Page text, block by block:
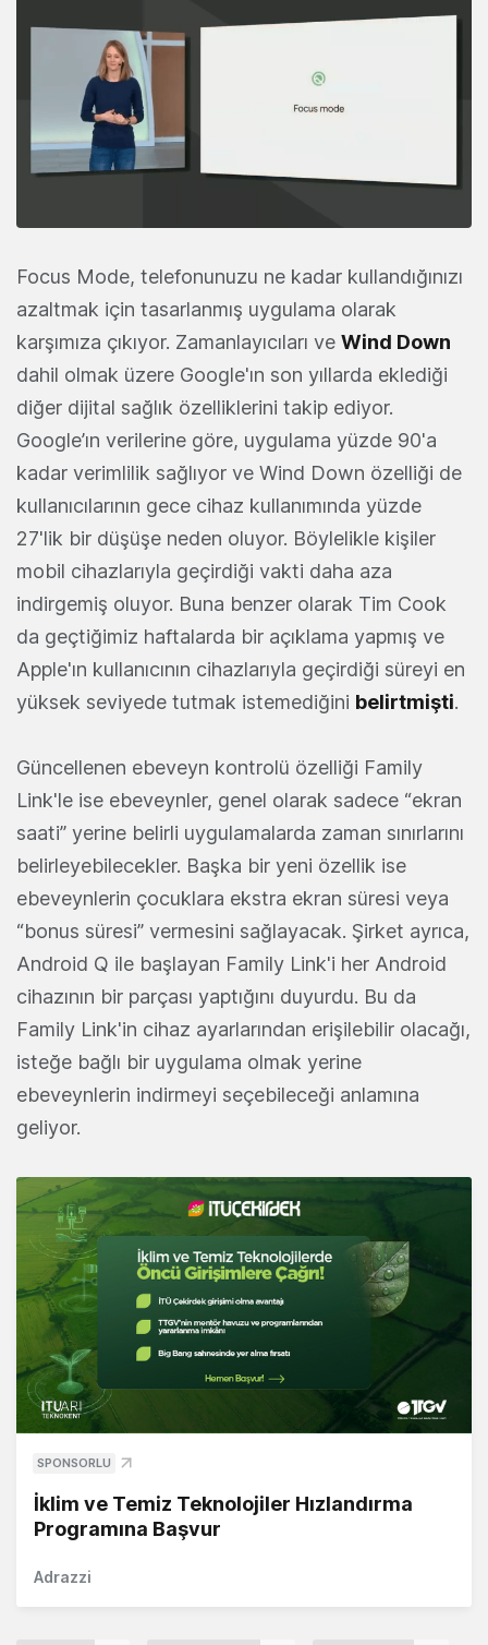
Focus Mode, telefonunuzu ne kadar kullandığınızı
azaltmak için tasarlanmış uygulama olarak
karşımıza çıkıyor. Zamanlayıcıları ve Wind Down
dahil olmak üzere Google'ın son yıllarda eklediği
diğer dijital sağlık özelliklerini takip ediyor.
Google’ın verilerine göre, uygulama yüzde 90'a
kadar verimlilik sağlıyor ve Wind Down özelliği de
kullanıcılarının gece cihaz kullanımında yüzde
27'lik bir düşüşe neden oluyor. Böylelikle kişiler
mobil cihazlarıyla geçirdiği vakti daha aza
indirgemiş oluyor. Buna benzer olarak Tim Cook
da geçtiğimiz haftalarda bir açıklama yapmış ve
Apple'ın kullanıcının cihazlarıyla geçirdiği süreyi en
yüksek seviyede tutmak istemediğini belirtmişti.
Güncellenen ebeveyn kontrolü özelliği Family
Link'le ise ebeveynler, genel olarak sadece “ekran
saati” yerine belirli uygulamalarda zaman sınırlarını
belirleyebilecekler. Başka bir yeni özellik ise
ebeveynlerin çocuklara ekstra ekran süresi veya
“bonus süresi” vermesini sağlayacak. Şirket ayrıca,
Android Q ile başlayan Family Link'i her Android
cihazının bir parçası yaptığını duyurdu. Bu da
Family Link'in cihaz ayarlarından erişilebilir olacağı,
isteğe bağlı bir uygulama olmak yerine
ebeveynlerin indirmeyi seçebileceği anlamına
geliyor.
SPONSORLU
İklim ve Temiz Teknolojiler Hızlandırma
Programına Başvur
Adrazzi